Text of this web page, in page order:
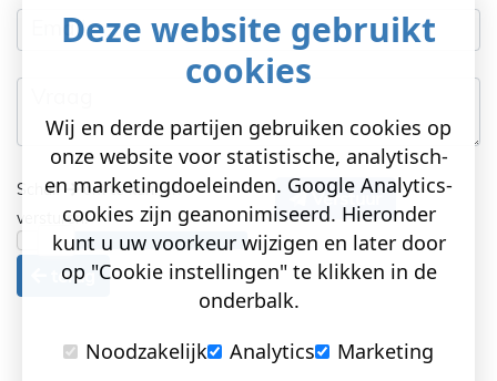
Email
Schuif
om te kunnen
versturen!
Verstuur
terug
Deze website gebruikt
cookies
Wij en derde partijen gebruiken cookies op
onze website voor statistische, analytisch-
en marketingdoeleinden. Google Analytics-
cookies zijn geanonimiseerd. Hieronder
kunt u uw voorkeur wijzigen en later door
op "Cookie instellingen" te klikken in de
onderbalk.
Noodzakelijk
Analytics Marketing